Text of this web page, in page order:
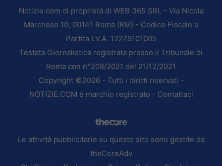
Notizie.com di proprietà di WEB 365 SRL - Via Nicola
Marchese 10, 00141 Roma (RM) - Codice Fiscale e
Partita I.V.A. 12279101005
Testata Giornalistica registrata presso il Tribunale di
Roma con n°208/2021 del 21/12/2021
Copyright ©2026 - Tutti i diritti riservati -
NOTIZIE.COM è marchio registrato - Contattaci
Le attività pubblicitarie su questo sito sono gestite da
theCoreAdv